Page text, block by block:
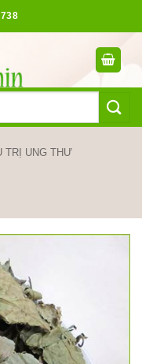
TRỊ UNG THƯ